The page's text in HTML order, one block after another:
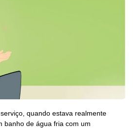
quando estava realmente
banho de água fria com um